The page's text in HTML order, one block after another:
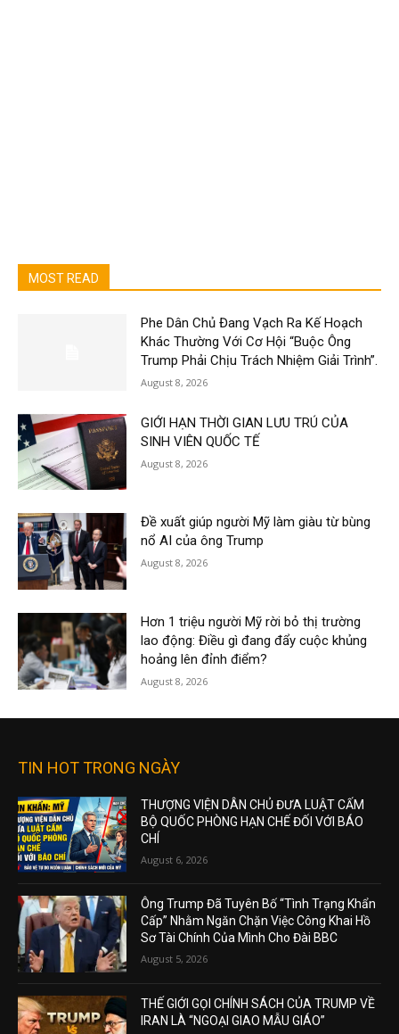
MOST READ
Phe Dân Chủ Đang Vạch Ra Kế Hoạch
Khác Thường Với Cơ Hội “Buộc Ông
Trump Phải Chịu Trách Nhiệm Giải Trình”.
August 8, 2026
GIỚI HẠN THỜI GIAN LƯU TRÚ CỦA
SINH VIÊN QUỐC TẾ
August 8, 2026
Đề xuất giúp người Mỹ làm giàu từ bùng
nổ AI của ông Trump
August 8, 2026
Hơn 1 triệu người Mỹ rời bỏ thị trường
lao động: Điều gì đang đẩy cuộc khủng
hoảng lên đỉnh điểm?
August 8, 2026
TIN HOT TRONG NGÀY
THƯỢNG VIỆN DÂN CHỦ ĐƯA LUẬT CẤM
BỘ QUỐC PHÒNG HẠN CHẾ ĐỐI VỚI BÁO
CHÍ
August 6, 2026
Ông Trump Đã Tuyên Bố “Tình Trạng Khẩn
Cấp” Nhằm Ngăn Chặn Việc Công Khai Hồ
Sơ Tài Chính Của Mình Cho Đài BBC
August 5, 2026
THẾ GIỚI GỌI CHÍNH SÁCH CỦA TRUMP VỀ
IRAN LÀ “NGOẠI GIAO MẪU GIÁO”